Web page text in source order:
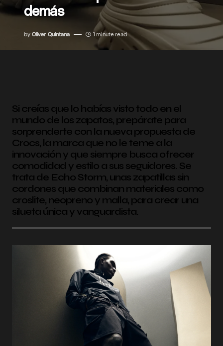
demás
by Oliver Quintana 1 minute read
Si creías que lo habías visto todo en el
mundo de los zapatos, prepárate para
sorprenderte con la nueva propuesta de
Crocs, la marca que no le teme a la
innovación y que siempre busca ofrecer
comodidad y estilo a sus seguidores. Se
trata de Echo Storm, unas zapatillas sin
cordones que combinan materiales como
croslite, neopreno y malla, para crear una
silueta única y vanguardista.